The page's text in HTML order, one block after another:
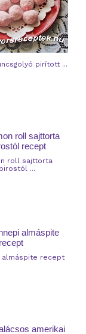
pirított ...
roll sajttorta
...
almáspite recept